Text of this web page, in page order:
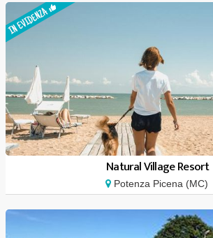
Natural Village Resort
Potenza Picena (MC)